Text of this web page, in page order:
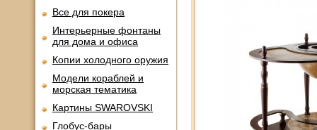
Все для покера
Интерьерные фонтаны
для дома и офиса
Копии холодного оружия
Модели кораблей и
морская тематика
Картины SWAROVSKI
Глобус-бары